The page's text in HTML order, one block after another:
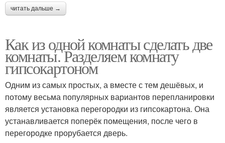
читать дальше →
Как из одной комнаты сделать две
комнаты. Разделяем комнату
гипсокартоном
Одним из самых простых, а вместе с тем дешёвых, и
потому весьма популярных вариантов перепланировки
является установка перегородки из гипсокартона. Она
устанавливается поперёк помещения, после чего в
перегородке прорубается дверь.